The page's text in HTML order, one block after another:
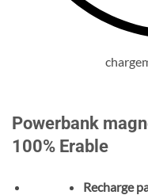
Powerbank
100% Erable
Recharge